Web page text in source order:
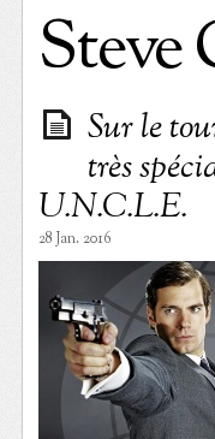
Sur le
très
U.N.C.L.E.
28 Jan. 2016